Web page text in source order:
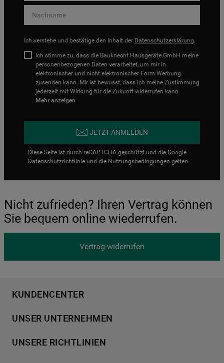
Ich verstehe und bestätige den Inhalt der Datenschutzerklärung.
Ich stimme zu, dass die Bauknecht Hausgeräte GmbH meine
personenbezogenen Daten verarbeitet, um mir in
elektronischer und nicht elektronischer Form Werbung
zusenden kann. Mir ist bewusst, dass ich meine Zustimmung
jederzeit mit Wirkung für die Zukunft widerrufen kann.
Mehr anzeigen
JETZT ANMELDEN
Diese Seite ist durch reCAPTCHA geschützt und die Google
Datenschutzrichtlinie und die Nutzungsbedingungen gelten.
Nicht zufrieden? Ihren Vertrag können
Sie bequem online wiederrufen.
Vertrag widerrufen
KUNDENCENTER
Händlersuche
Häufige Fragen
UNSER UNTERNEHMEN
Für Händler
UNSERE RICHTLINIEN